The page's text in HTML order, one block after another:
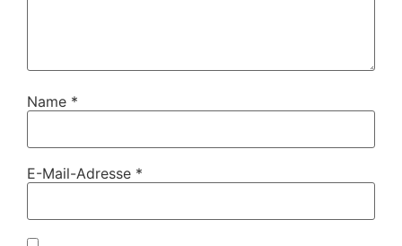
Name *
E-Mail-Adresse *